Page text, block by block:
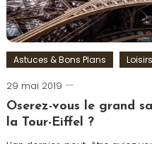
Astuces & Bons Plans Loisirs
29 mai 2019
Romain-
Paris
Oserez-vous le grand
la Tour-Eiffel ?